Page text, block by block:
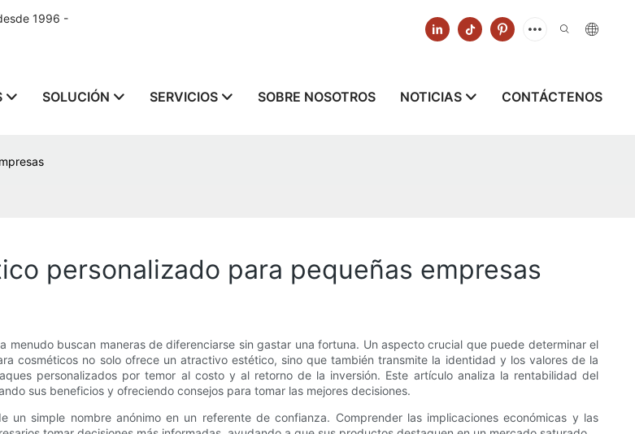
1996 -
SOLUCIÓN SERVICIOS SOBRE NOSOTROS NOTICIAS CONTÁCTENOS
personalizado para pequeñas empresas
buscan maneras de diferenciarse sin gastar una fortuna. Un aspecto crucial que puede determinar el
cosméticos no solo ofrece un atractivo estético, sino que también transmite la identidad y los valores de la
personalizados por temor al costo y al retorno de la inversión. Este artículo analiza la rentabilidad del
sus beneficios y ofreciendo consejos para tomar las mejores decisiones.
simple nombre anónimo en un referente de confianza. Comprender las implicaciones económicas y las